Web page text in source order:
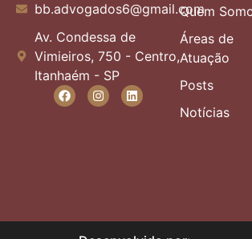
bb.advogados6@gmail.com
Av. Condessa de
Vimieiros, 750 - Centro,
Itanhaém - SP
Quem
Áreas de
Atuação
Posts
Notícias